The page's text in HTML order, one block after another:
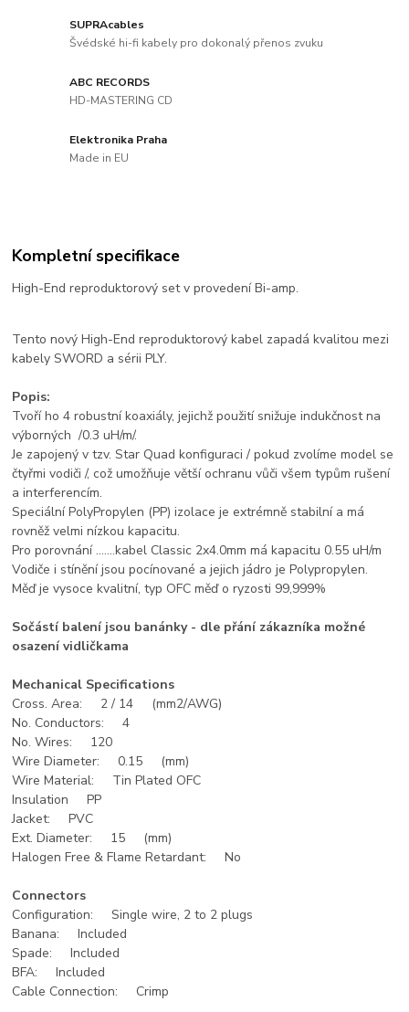
SUPRAcables
Švédské hi-fi kabely pro dokonalý přenos zvuku
ABC RECORDS
HD-MASTERING CD
Elektronika Praha
Made in EU
Kompletní specifikace
High-End reproduktorový set v provedení Bi-amp.
Tento nový High-End reproduktorový kabel zapadá kvalitou mezi
kabely SWORD a sérii PLY.
Popis:
Tvoří ho 4 robustní koaxiály, jejichž použití snižuje indukčnost na
výborných /0.3 uH/m/.
Je zapojený v tzv. Star Quad konfiguraci / pokud zvolíme model se
čtyřmi vodiči /, což umožňuje větší ochranu vůči všem typům rušení
a interferencím.
Speciální PolyPropylen (PP) izolace je extrémně stabilní a má
rovněž velmi nízkou kapacitu.
Pro porovnání …….kabel Classic 2x4.0mm má kapacitu 0.55 uH/m
Vodiče i stínění jsou pocínované a jejich jádro je Polypropylen.
Měď je vysoce kvalitní, typ OFC měď o ryzosti 99,999%
Sočástí balení jsou banánky - dle přání zákazníka možné
osazení vidličkama
Mechanical Specifications
Cross. Area: 2 / 14 (mm2/AWG)
No. Conductors: 4
No. Wires: 120
Wire Diameter: 0.15 (mm)
Wire Material: Tin Plated OFC
Insulation PP
Jacket: PVC
Ext. Diameter: 15 (mm)
Halogen Free & Flame Retardant: No
Connectors
Configuration: Single wire, 2 to 2 plugs
Banana: Included
Spade: Included
BFA: Included
Cable Connection: Crimp